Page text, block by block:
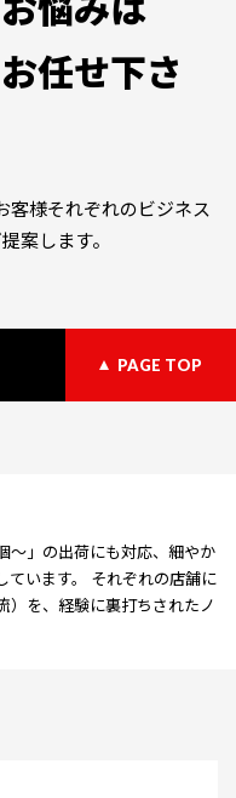
任せ下さ
客様それぞれのビジネス
案します。
PAGE TOP
〜」の出荷にも対応、細やか
ています。 それぞれの店舗に
）を、経験に裏打ちされたノ